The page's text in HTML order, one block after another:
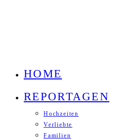
HOME
REPORTAGEN
Hochzeiten
Verliebte
Familien